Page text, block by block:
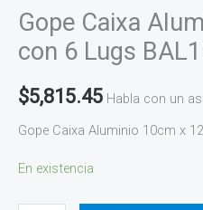
Gope Caixa
con 6 Lugs
$5,815.45 Habla con un
Gope Caixa Aluminio 10cm x
En existencia
12"
con
6
Lugs
BAL1012
cantidad